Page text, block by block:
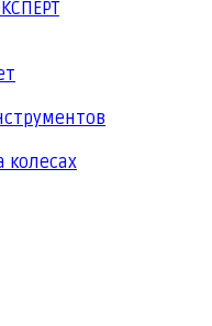
колесах